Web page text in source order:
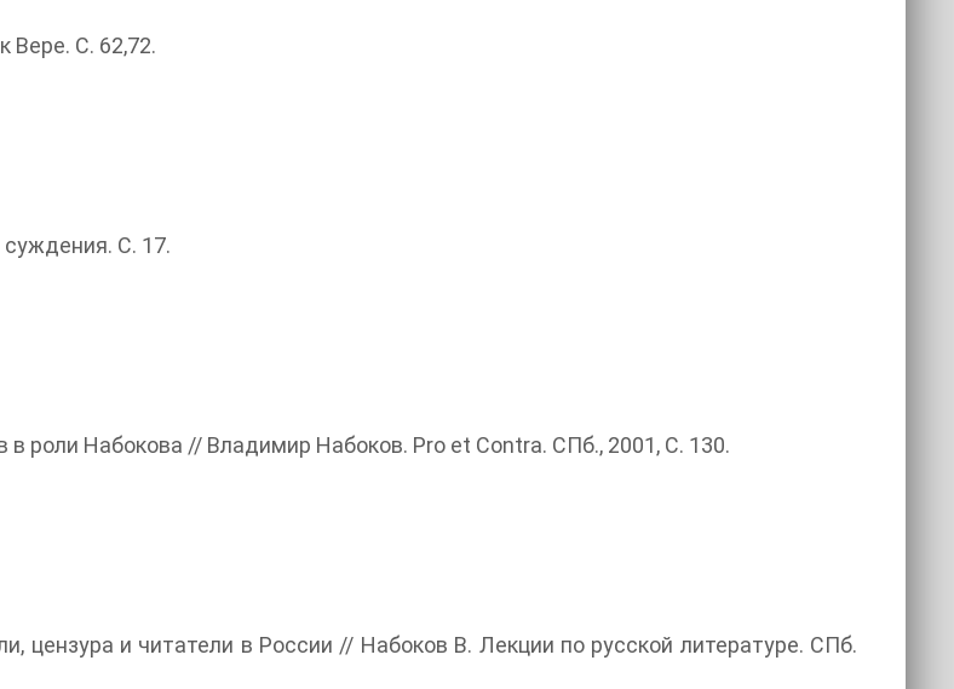
Вере. С. 62,72.
С. 17.
в роли Набокова // Владимир Набоков. Pro et Contra. СПб., 2001, С. 130.
цензура и читатели в России // Набоков В. Лекции по русской литературе. СПб.